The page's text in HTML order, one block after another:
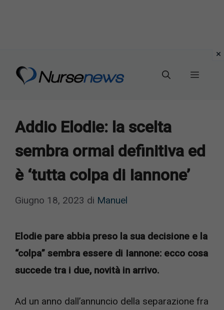
Menu
Addio Elodie: la scelta
sembra ormai definitiva ed
è ‘tutta colpa di Iannone’
Giugno 18, 2023 di Manuel
Elodie pare abbia preso la sua decisione e la
“colpa” sembra essere di Iannone: ecco cosa
succede tra i due, novità in arrivo.
Ad un anno dall’annuncio della separazione fra